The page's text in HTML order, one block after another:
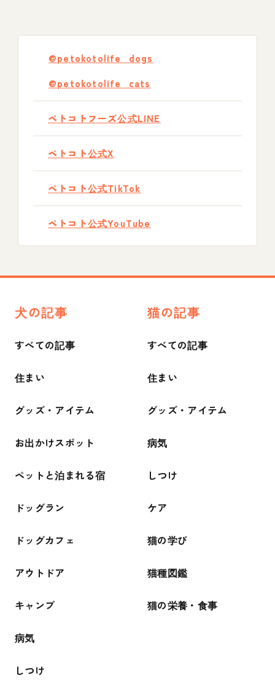
@petokotolife_dogs
@petokotolife_cats
ペトコトフーズ公式LINE
ペトコト公式X
ペトコト公式TikTok
ペトコト公式YouTube
犬の記事
すべての記事
住まい
グッズ・アイテム
お出かけスポット
ペットと泊まれる宿
ドッグラン
ドッグカフェ
アウトドア
キャンプ
病気
しつけ
猫の記事
すべての記事
住まい
グッズ・アイテム
病気
しつけ
ケア
猫の学び
猫種図鑑
猫の栄養・食事